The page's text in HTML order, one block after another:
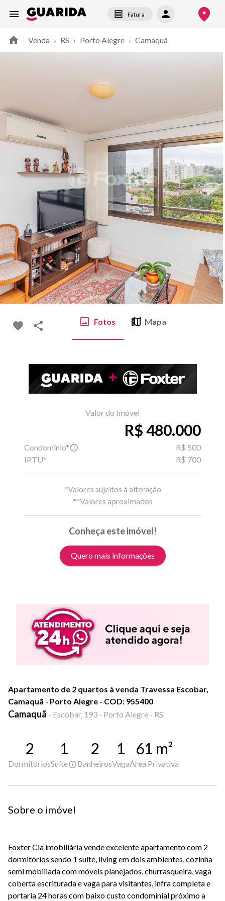
Fatura
Venda › RS › Porto Alegre › Camaquã
Fotos Mapa
Valor do Imóvel
R$ 480.000
Condomínio*
R$ 500
IPTU*
R$ 700
*Valores sujeitos à alteração
**Valores aproximados
Conheça este imóvel!
Quero mais informações
Apartamento de 2 quartos à venda Travessa Escobar,
Camaquã - Porto Alegre - COD: 955400
Camaquã - Escobar, 193 - Porto Alegre - RS
2
Dormitórios
1
Suíte
2
Banheiros
1
Vaga
61 m²
Área Privativa
Sobre o imóvel
Foxter Cia imobiliária vende excelente apartamento com 2
dormitórios sendo 1 suíte, living em dois ambientes, cozinha
semi mobiliada com móveis planejados, churrasqueira, vaga
coberta escriturada e vaga para visitantes, infra completa e
portaria 24 horas com baixo custo condominial próximo a